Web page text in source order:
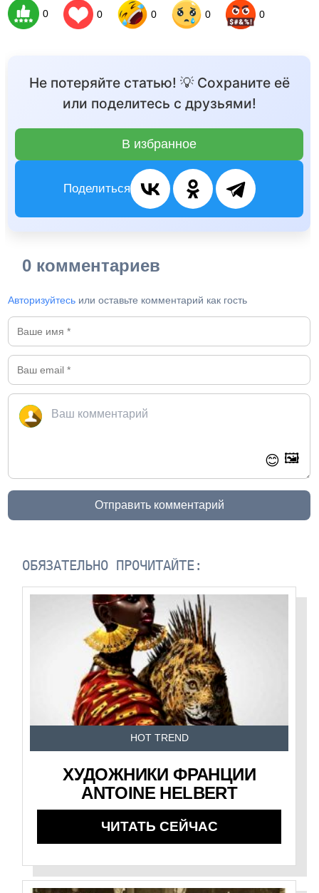
0 0 0 0 0
Не потеряйте статью! 💡 Сохраните её
или поделитесь с друзьями!
В избранное
Поделиться
0 комментариев
Авторизуйтесь или оставьте комментарий как гость
😊 🖼️
Отправить комментарий
ОБЯЗАТЕЛЬНО ПРОЧИТАЙТЕ:
HOT TREND
ХУДОЖНИКИ ФРАНЦИИ
ANTOINE HELBERT
ЧИТАТЬ СЕЙЧАС